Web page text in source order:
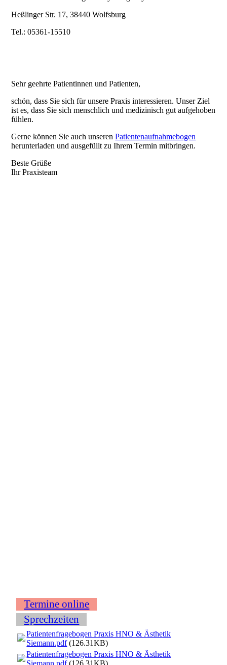
Heßlinger Str. 17, 38440 Wolfsburg
Tel.: 05361-15510
Sehr geehrte Patientinnen und Patienten,
schön, dass Sie sich für unserePraxis interessieren. Unser Ziel
ist es, dass Sie sich menschlich und medizinisch gut aufgehoben
fühlen.
Gerne können Sie auch unserenPatientenaufnahmebogen
herunterladen und ausgefüllt zu Ihrem Termin mitbringen.
Beste Grüße
Ihr Praxisteam
Termine online
Sprechzeiten
Patientenfragebogen Praxis HNO & Ästhetik
Siemann.pdf(126.31KB)
Patientenfragebogen Praxis HNO & Ästhetik
Siemann.pdf(126.31KB)